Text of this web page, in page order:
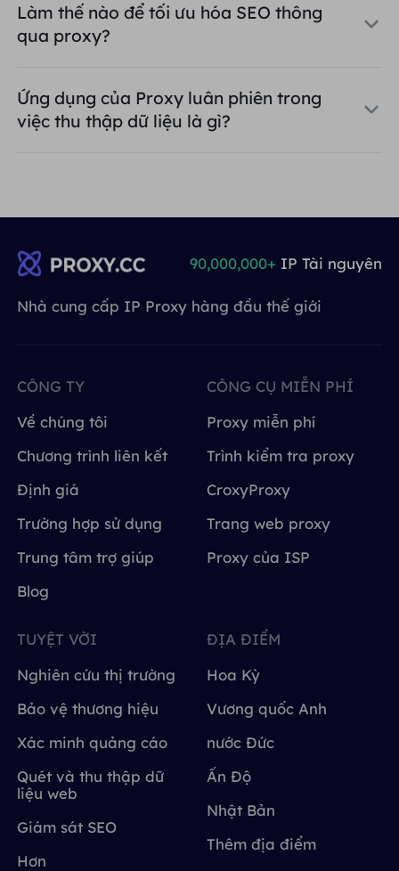
Làm thế nào để tối ưu hóa SEO thông
qua proxy?
Ứng dụng của Proxy luân phiên trong
việc thu thập dữ liệu là gì?
Nhà cung cấp IP Proxy hàng đầu thế giới
90,000,000+ IP Tài nguyên
CÔNG TY
Về chúng tôi
Chương trình liên kết
Định giá
Trường hợp sử dụng
Trung tâm trợ giúp
Blog
CÔNG CỤ MIỄN PHÍ
Proxy miễn phí
Trình kiểm tra proxy
CroxyProxy
Trang web proxy
Proxy của ISP
TUYỆT VỜI
Nghiên cứu thị trường
Bảo vệ thương hiệu
Xác minh quảng cáo
Quét và thu thập dữ
liệu web
Giám sát SEO
Hơn
ĐỊA ĐIỂM
Hoa Kỳ
Vương quốc Anh
nước Đức
Ấn Độ
Nhật Bản
Thêm địa điểm